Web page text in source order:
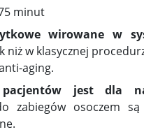
minut
wirowane w
niż w klasycznej
aging.
pacjentów jest dla
zabiegów osoczem